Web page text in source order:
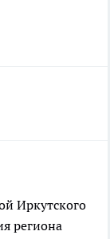
Иркутского
региона